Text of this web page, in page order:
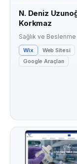
N. Deniz
Korkmaz
Sağlık ve Beslenme
Wix
Web Sitesi
Google Araçları